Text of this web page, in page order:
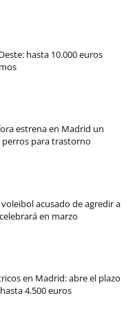
hasta 10.000 euros
estrena en Madrid un
para trastorno
acusado de agredir a
en marzo
en Madrid: abre el plazo
4.500 euros